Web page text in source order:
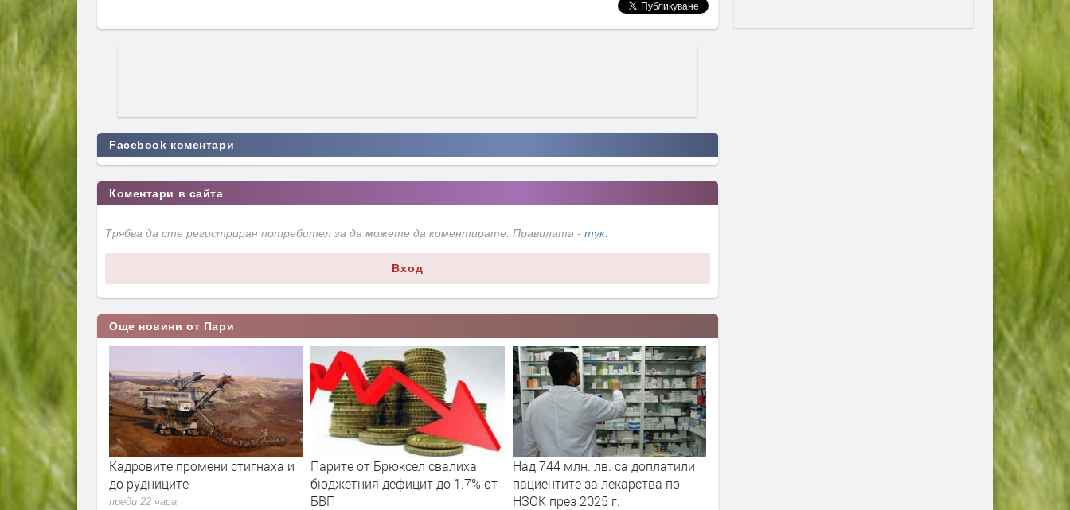
Facebook коментари
Коментари в сайта
Трябва да сте регистриран потребител за да можете да коментирате. Правилата - тук.
Вход
Още новини от Пари
е скочила с
И
Кадровите промени стигнаха и
до рудниците
преди 22 часа
Парите от Брюксел свалиха
бюджетния дефицит до 1.7% от
БВП
Над 744 млн. лв. са доплатили
пациентите за лекарства по
НЗОК през 2025 г.
Дигитално евро:
е вече в нашия смартфон